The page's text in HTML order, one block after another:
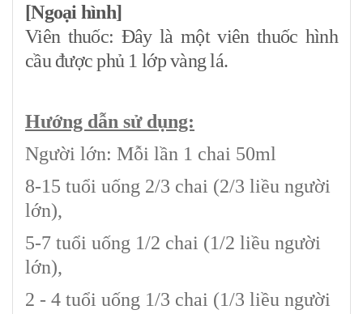
[Ngoại hình]
Viên thuốc: Đây là một viên thuốc hình
cầu được phủ 1 lớp vàng lá.
Hướng dẫn sử dụng:
Người lớn: Mỗi lần 1 chai 50ml
8-15 tuổi uống 2/3 chai (2/3 liều người
lớn),
5-7 tuổi uống 1/2 chai (1/2 liều người
lớn),
2 - 4 tuổi uống 1/3 chai (1/3 liều người